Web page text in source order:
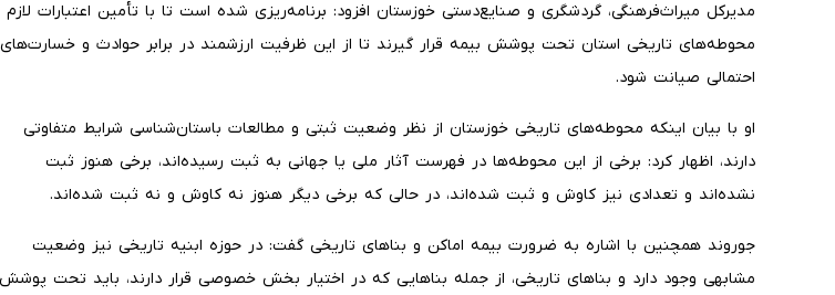
مدیرکل میراث‌فرهنگی، گردشگری و صنایع‌دستی خوزستان افزود: برنامه‌ریزی شده است تا با تأمین اعتبارات لازم
محوطه‌های تاریخی استان تحت پوشش بیمه قرار گیرند تا از این ظرفیت ارزشمند در برابر حوادث و خسارت‌های
احتمالی صیانت شود.
او با بیان اینکه محوطه‌های تاریخی خوزستان از نظر وضعیت ثبتی و مطالعات باستان‌شناسی شرایط متفاوتی
دارند، اظهار کرد: برخی از این محوطه‌ها در فهرست آثار ملی یا جهانی به ثبت رسیده‌اند، برخی هنوز ثبت
نشده‌اند و تعدادی نیز کاوش و ثبت شده‌اند، در حالی که برخی دیگر هنوز نه کاوش و نه ثبت شده‌اند.
جوروند همچنین با اشاره به ضرورت بیمه اماکن و بناهای تاریخی گفت: در حوزه ابنیه تاریخی نیز وضعیت
مشابهی وجود دارد و بناهای تاریخی، از جمله بناهایی که در اختیار بخش خصوصی قرار دارند، باید تحت پوشش